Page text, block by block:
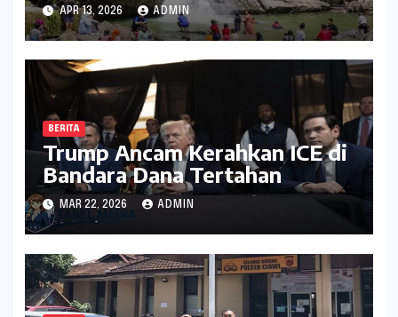
APR 13, 2026 ADMIN
BERITA
Trump Ancam Kerahkan ICE di
Bandara Dana Tertahan
MAR 22, 2026 ADMIN